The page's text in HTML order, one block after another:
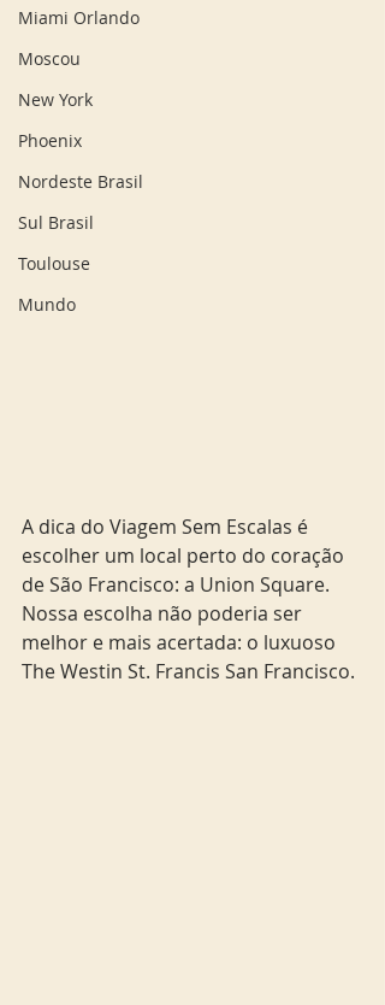
Miami Orlando
Moscou
New York
Phoenix
Nordeste Brasil
Sul Brasil
Toulouse
Mundo
A dica do Viagem Sem Escalas é
escolher um local perto do coração
de São Francisco: a Union Square.
Nossa escolha não poderia ser
melhor e mais acertada: o luxuoso
The Westin St. Francis San Francisco.